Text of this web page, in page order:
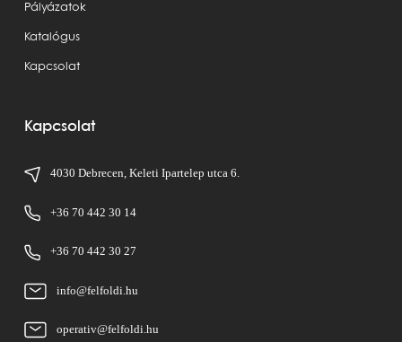
Pályázatok
Katalógus
Kapcsolat
Kapcsolat
4030 Debrecen, Keleti Ipartelep utca 6.
+36 70 442 30 14
+36 70 442 30 27
info@felfoldi.hu
operativ@felfoldi.hu